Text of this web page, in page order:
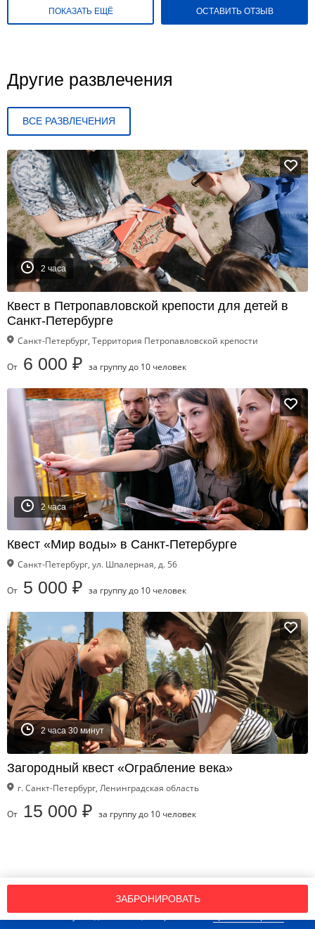
ПОКАЗАТЬ ЕЩЁ ОСТАВИТЬ ОТЗЫВ
Другие развлечения
ВСЕ РАЗВЛЕЧЕНИЯ
2 часа
Квест в Петропавловской крепости для детей в
Санкт-Петербурге
Санкт-Петербург, Территория Петропавловской крепости
От 6 000 ₽ за группу до 10 человек
2 часа
Квест «Мир воды» в Санкт-Петербурге
Санкт-Петербург, ул. Шпалерная, д. 56
От 5 000 ₽ за группу до 10 человек
2 часа 30 минут
Загородный квест «Ограбление века»
г. Санкт-Петербург, Ленинградская область
От 15 000 ₽ за группу до 10 человек
ЗАБРОНИРОВАТЬ
Подпишись на нашу рассылку новостей!
Нажимая кнопку «Подписаться», вы принимаетеправила портала